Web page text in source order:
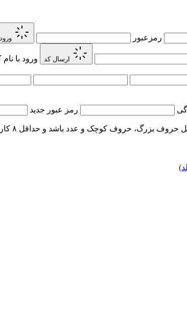
رمزعبور ورود
ارسال کد ورود با
رمز عبور جدید
بزرگ، حروف کوچک و عدد باشد و حداقل ۸ کاراکتر داشته باشد.